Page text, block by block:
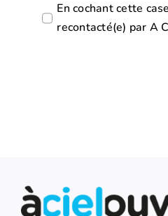
En cochant cette
recontacté(e) par A